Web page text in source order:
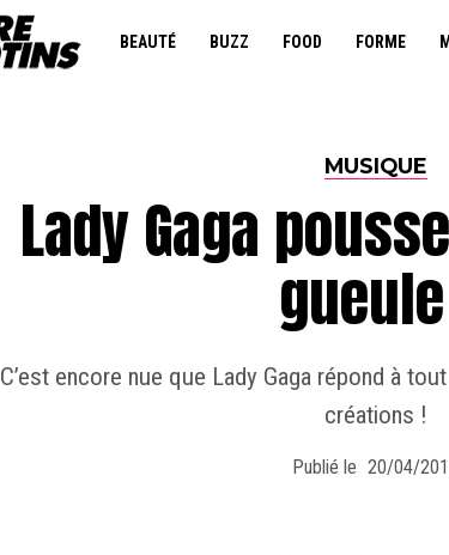
BEAUTÉ BUZZ FOOD FORME
MUSIQUE
Lady Gaga
C’est encore nue que Lady Gaga répond à
créations !
Publié le 20/04/